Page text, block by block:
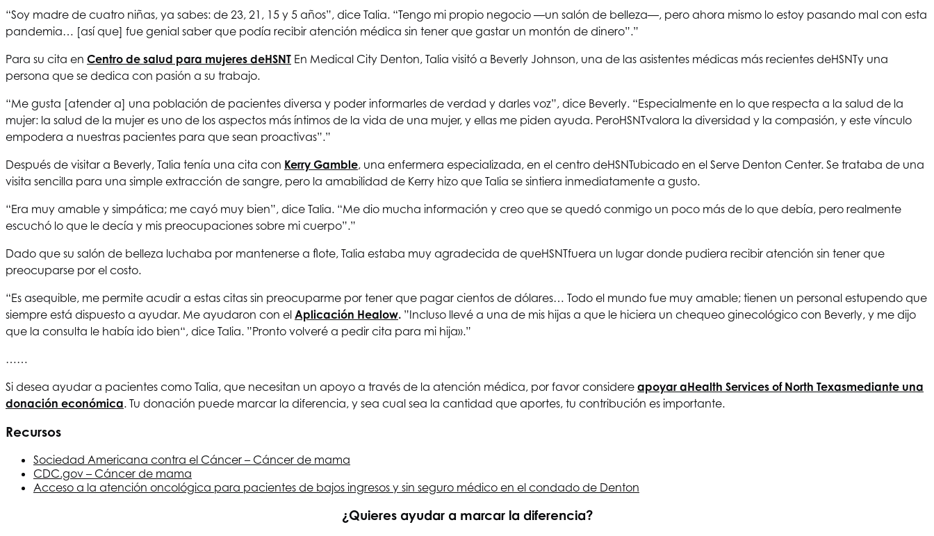
“Soy madre de cuatro niñas, ya sabes: de 23, 21, 15 y 5 años”, dice Talia. “Tengo mi propio negocio —un salón de belleza—, pero ahora mismo lo estoy pasando mal con esta
pandemia… [así que] fue genial saber que podía recibir atención médica sin tener que gastar un montón de dinero”.”
Para su cita en Centro de salud para mujeres deHSNT En Medical City Denton, Talia visitó a Beverly Johnson, una de las asistentes médicas más recientes deHSNTy una
persona que se dedica con pasión a su trabajo.
“Me gusta [atender a] una población de pacientes diversa y poder informarles de verdad y darles voz”, dice Beverly. “Especialmente en lo que respecta a la salud de la
mujer: la salud de la mujer es uno de los aspectos más íntimos de la vida de una mujer, y ellas me piden ayuda. PeroHSNTvalora la diversidad y la compasión, y este vínculo
empodera a nuestras pacientes para que sean proactivas”.”
Después de visitar a Beverly, Talia tenía una cita con Kerry Gamble, una enfermera especializada, en el centro deHSNTubicado en el Serve Denton Center. Se trataba de una
visita sencilla para una simple extracción de sangre, pero la amabilidad de Kerry hizo que Talia se sintiera inmediatamente a gusto.
“Era muy amable y simpática; me cayó muy bien”, dice Talia. “Me dio mucha información y creo que se quedó conmigo un poco más de lo que debía, pero realmente
escuchó lo que le decía y mis preocupaciones sobre mi cuerpo”.”
Dado que su salón de belleza luchaba por mantenerse a flote, Talia estaba muy agradecida de queHSNTfuera un lugar donde pudiera recibir atención sin tener que
preocuparse por el costo.
“Es asequible, me permite acudir a estas citas sin preocuparme por tener que pagar cientos de dólares… Todo el mundo fue muy amable; tienen un personal estupendo que
siempre está dispuesto a ayudar. Me ayudaron con el Aplicación Healow. ”Incluso llevé a una de mis hijas a que le hiciera un chequeo ginecológico con Beverly, y me dijo
que la consulta le había ido bien“, dice Talia. ”Pronto volveré a pedir cita para mi hija».”
……
Si desea ayudar a pacientes como Talia, que necesitan un apoyo a través de la atención médica, por favor considere apoyar aHealth Services of North Texasmediante una
donación económica. Tu donación puede marcar la diferencia, y sea cual sea la cantidad que aportes, tu contribución es importante.
Recursos
Sociedad Americana contra el Cáncer – Cáncer de mama
CDC.gov – Cáncer de mama
Acceso a la atención oncológica para pacientes de bajos ingresos y sin seguro médico en el condado de Denton
¿Quieres ayudar a marcar la diferencia?